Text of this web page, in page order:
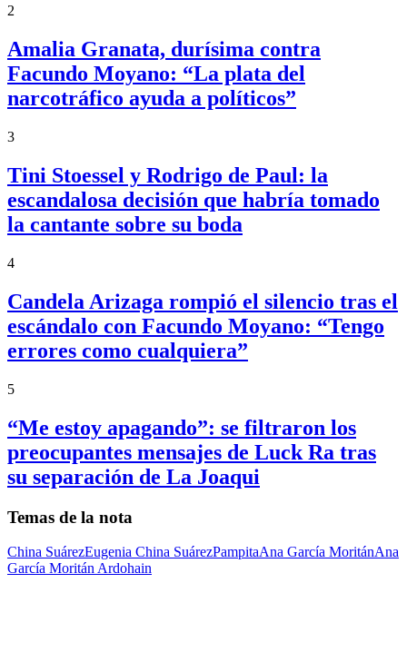
2
Amalia Granata, durísima contra
Facundo Moyano: “La plata del
narcotráfico ayuda a políticos”
3
Tini Stoessel y Rodrigo de Paul: la
escandalosa decisión que habría tomado
la cantante sobre su boda
4
Candela Arizaga rompió el silencio tras el
escándalo con Facundo Moyano: “Tengo
errores como cualquiera”
5
“Me estoy apagando”: se filtraron los
preocupantes mensajes de Luck Ra tras
su separación de La Joaqui
Temas de la nota
China SuárezEugenia China SuárezPampitaAna García MoritánAna
García Moritán Ardohain